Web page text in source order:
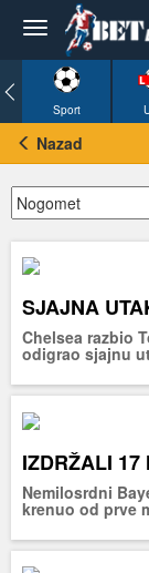
Sport
Nazad
SJAJNA
Chelsea razbio
odigrao sjajnu
IZDRŽALI 17
Nemilosrdni
krenuo od prve